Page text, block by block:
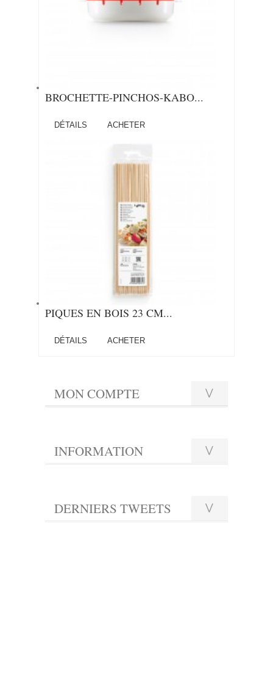
BROCHETTE-PINCHOS-KABO...
DÉTAILS ACHETER
PIQUES EN BOIS 23 CM...
DÉTAILS ACHETER
MON COMPTE
INFORMATION
DERNIERS TWEETS